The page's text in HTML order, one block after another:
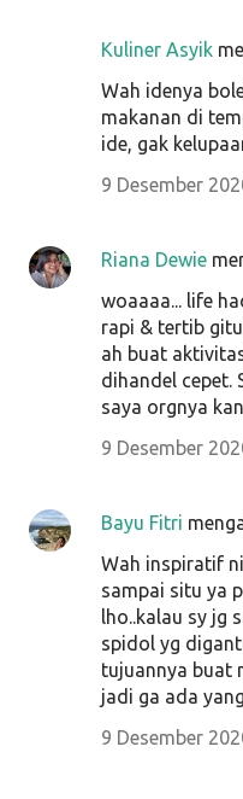
Kuliner Asyik
Wah idenya
makanan di
ide, gak
9 Desember
Riana Dewie
woaaaa... life
rapi & tertib
ah buat
dihandel cepet.
saya orgnya
9 Desember
Bayu Fitri
Wah inspiratif
sampai situ ya
lho..kalau sy jg
spidol yg
tujuannya buat
jadi ga ada
9 Desember